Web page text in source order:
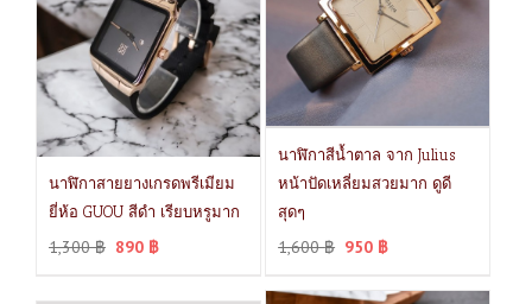
นาฬิกาสายยางเกรดพรีเมียม
ยี่ห้อ GUOU สีดำ เรียบหรูมาก
1,300฿ 890 ฿
นาฬิกาสีน้ำตาล จาก Julius
หน้าปัดเหลี่ยมสวยมาก ดูดี
สุดๆ
1,600฿ 950 ฿